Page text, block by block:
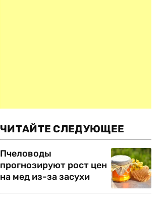
ЧИТАЙТЕ СЛЕДУЮЩЕЕ
Пчеловоды
прогнозируют рост цен
на мед из-за засухи